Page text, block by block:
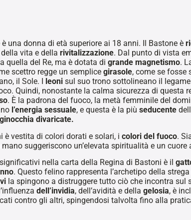
una donna di età superiore ai 18 anni. Il Bastone è
vita e della rivitalizzazione. Dal punto di vista
quella del Re, ma è dotata di grande magnetismo.
scettro regge un semplice girasole, come se fosse
il Sole. I leonisul suo trono sottolineano il
Quindi, nonostante la calma sicurezza di questa
. È la padrona del fuoco, la metà femminile del
l’energia sessuale, e questa è la più seducente
ginocchia divaricate.
è vestita di colori dorati e solari, i colori del fuoco.
suggeriscono un’elevata spiritualità e un cuore
nella carta della Regina di Bastoni è il
. Questo felino rappresenta l’archetipo della
la spingono a distruggere tutto ciò che incontra sul
dell’invidia, dell’avidità e della gelosia, è
contro gli altri, spingendosi talvolta fino alla